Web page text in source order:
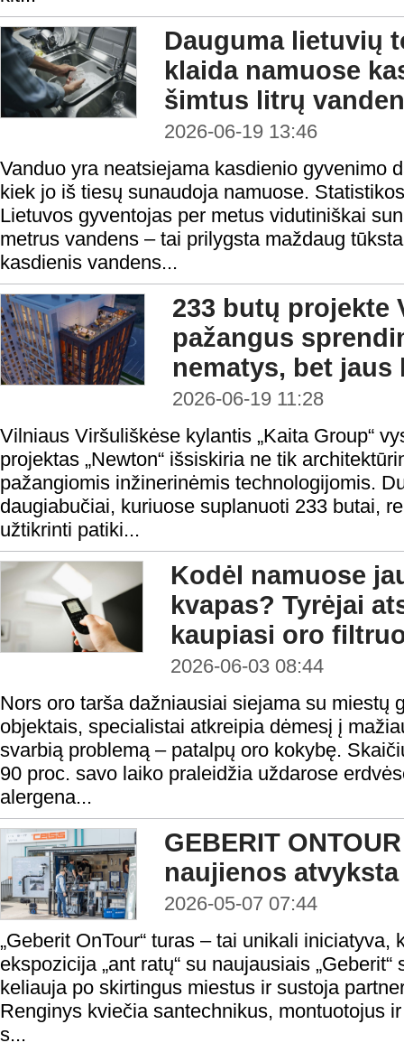
Dauguma lietuvių
klaida namuose
šimtus litrų
2026-06-19 13:46
Vanduo yra neatsiejama kasdienio gyvenimo
kiek jo iš tiesų sunaudoja namuose.
Lietuvos gyventojas per metus vidutiniškai
metrus vandens – tai prilygsta maždaug
kasdienis vandens...
233 butų projekte
pažangus
nematys, bet jaus
2026-06-19 11:28
Vilniaus Viršuliškėse kylantis „Kaita Group“
projektas „Newton“ išsiskiria ne tik
pažangiomis inžinerinėmis technologijomis.
daugiabučiai, kuriuose suplanuoti 233 butai,
užtikrinti patiki...
Kodėl namuose
kvapas? Tyrėjai
kaupiasi oro
2026-06-03 08:44
Nors oro tarša dažniausiai siejama su miestų
objektais, specialistai atkreipia dėmesį į
svarbią problemą – patalpų oro kokybę.
90 proc. savo laiko praleidžia uždarose
alergena...
GEBERIT
naujienos
2026-05-07 07:44
„Geberit OnTour“ turas – tai unikali
ekspozicija „ant ratų“ su naujausiais
keliauja po skirtingus miestus ir sustoja
Renginys kviečia santechnikus, montuotojus
s...